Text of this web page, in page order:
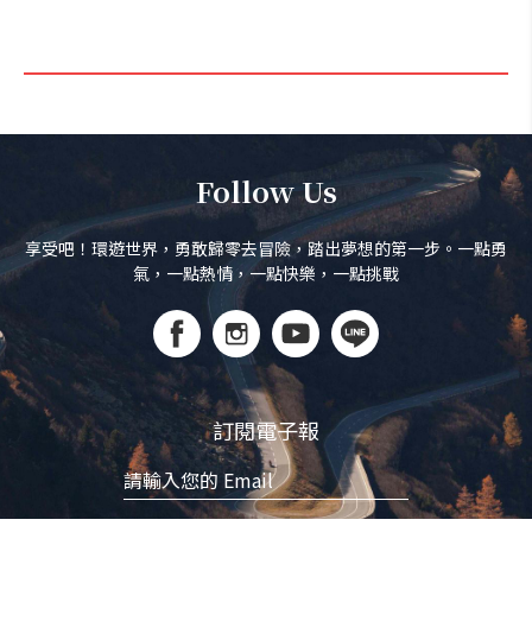
Follow Us
享受吧！環遊世界，勇敢歸零去冒險，踏出夢想的第一步。一點勇
氣，一點熱情，一點快樂，一點挑戰
訂閱電子報